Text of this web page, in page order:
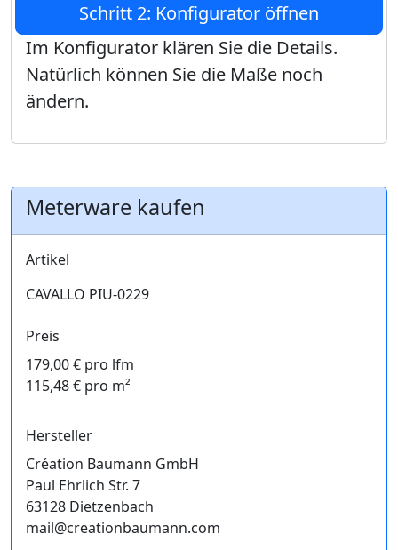
Schritt 2: Konfigurator öffnen
Im Konfigurator klären Sie die Details.
Natürlich können Sie die Maße noch
ändern.
Meterware kaufen
Artikel
CAVALLO PIU-0229
Preis
179,00 € pro lfm
115,48 € pro m²
Hersteller
Création Baumann GmbH
Paul Ehrlich Str. 7
63128 Dietzenbach
mail@creationbaumann.com